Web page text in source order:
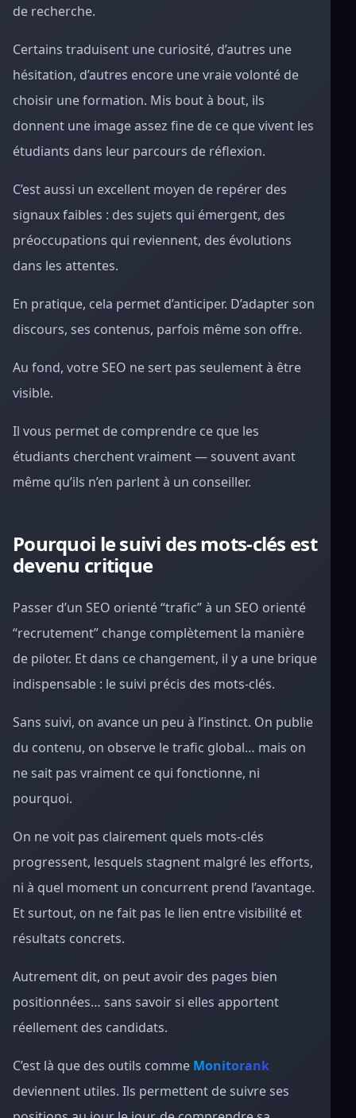
de recherche.
Certains traduisent une curiosité, d’autres une
hésitation, d’autres encore une vraie volonté de
choisir une formation. Mis bout à bout, ils
donnent une image assez fine de ce que vivent les
étudiants dans leur parcours de réflexion.
C’est aussi un excellent moyen de repérer des
signaux faibles : des sujets qui émergent, des
préoccupations qui reviennent, des évolutions
dans les attentes.
En pratique, cela permet d’anticiper. D’adapter son
discours, ses contenus, parfois même son offre.
Au fond, votre SEO ne sert pas seulement à être
visible.
Il vous permet de comprendre ce que les
étudiants cherchent vraiment — souvent avant
même qu’ils n’en parlent à un conseiller.
Pourquoi le suivi des mots-clés est
devenu critique
Passer d’un SEO orienté “trafic” à un SEO orienté
“recrutement” change complètement la manière
de piloter. Et dans ce changement, il y a une brique
indispensable : le suivi précis des mots-clés.
Sans suivi, on avance un peu à l’instinct. On publie
du contenu, on observe le trafic global… mais on
ne sait pas vraiment ce qui fonctionne, ni
pourquoi.
On ne voit pas clairement quels mots-clés
progressent, lesquels stagnent malgré les efforts,
ni à quel moment un concurrent prend l’avantage.
Et surtout, on ne fait pas le lien entre visibilité et
résultats concrets.
Autrement dit, on peut avoir des pages bien
positionnées… sans savoir si elles apportent
réellement des candidats.
C’est là que des outils comme Monitorank
deviennent utiles. Ils permettent de suivre ses